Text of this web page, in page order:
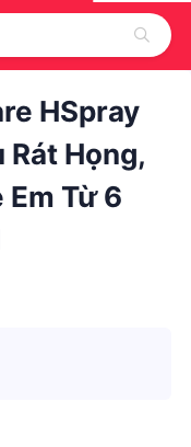
HSpray
Rát Họng,
Từ 6